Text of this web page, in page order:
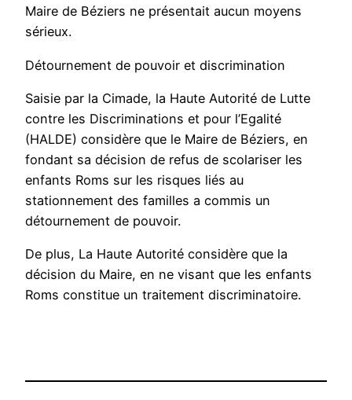
Maire de Béziers ne présentait aucun moyens
sérieux.
Détournement de pouvoir et discrimination
Saisie par la Cimade, la Haute Autorité de Lutte
contre les Discriminations et pour l’Egalité
(HALDE) considère que le Maire de Béziers, en
fondant sa décision de refus de scolariser les
enfants Roms sur les risques liés au
stationnement des familles a commis un
détournement de pouvoir.
De plus, La Haute Autorité considère que la
décision du Maire, en ne visant que les enfants
Roms constitue un traitement discriminatoire.